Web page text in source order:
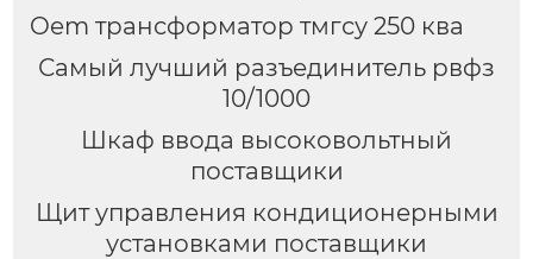
Oem трансформатор тмгсу 250 ква
Самый лучший разъединитель рвфз
10/1000
Шкаф ввода высоковольтный
поставщики
Щит управления кондиционерными
установками поставщики